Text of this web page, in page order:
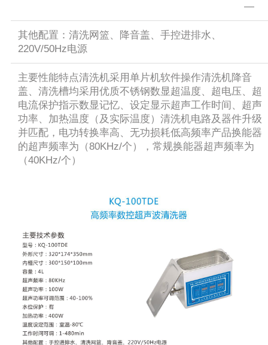
—
其他配置：清洗网篮、降音盖、手控进排水、
220V/50Hz电源
主要性能特点清洗机采用单片机软件操作清洗机降音
盖、清洗槽均采用优质不锈钢数显超温度、超电压、超
电流保护指示数显记忆、设定显示超声工作时间、超声
功率、加热温度（及实际温度）清洗机电路及器件升级
并匹配，电功转换率高、无功损耗低高频率产品换能器
的超声频率为（80KHz/个），常规换能器超声频率为
（40KHz/个）